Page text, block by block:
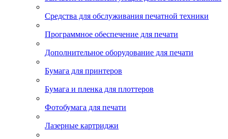
Средства для обслуживания печатной техники
Программное обеспечение для печати
Дополнительное оборудование для печати
Бумага для принтеров
Бумага и пленка для плоттеров
Фотобумага для печати
Лазерные картриджи